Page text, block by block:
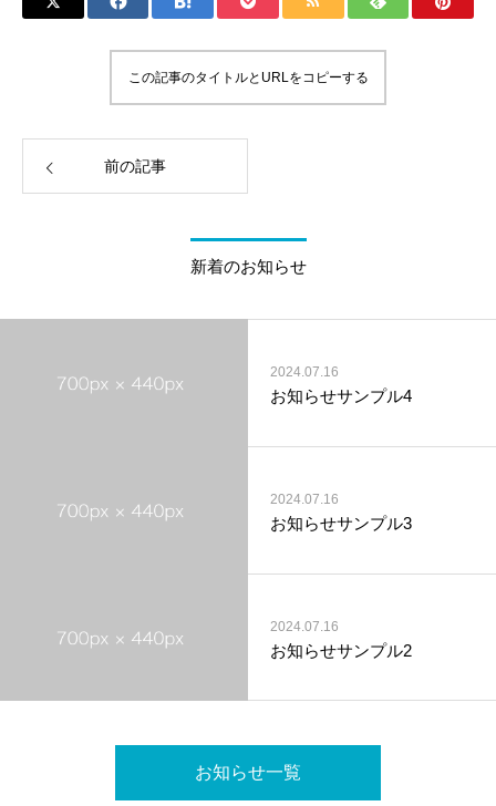
この記事のタイトルとURLをコピーする
前の記事
新着のお知らせ
2024.07.16
お知らせサンプル4
2024.07.16
お知らせサンプル3
2024.07.16
お知らせサンプル2
お知らせ一覧